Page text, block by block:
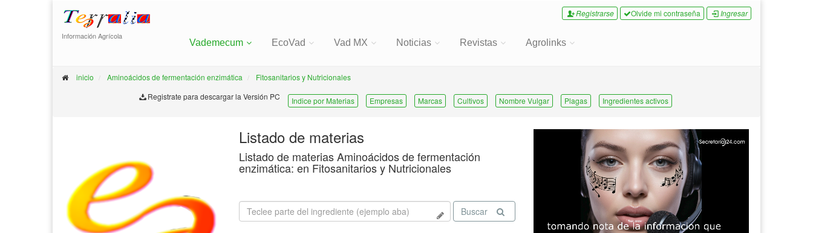
Información Agrícola
Registrarse Olvide mi contraseña Ingresar
Vademecum EcoVad Vad MX Noticias Revistas Agrolinks
inicio Aminoácidos de fermentación enzimática
Fitosanitarios y Nutricionales
Registrate para descargar la Versión PC
Indice por Materias Empresas Marcas Cultivos Nombre Vulgar Plagas Ingredientes activos
Listado de materias
Listado de materias Aminoácidos de fermentación
enzimática: en Fitosanitarios y Nutricionales
Buscar